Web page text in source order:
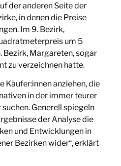
der anderen Seite der
in denen die Preise
Im 9. Bezirk,
um 5
Bezirk, Margareten, sogar
zu verzeichnen hatte.
Käufer:innen anziehen, die
in der immer teurer
Generell spiegeln
der Analyse die
und Entwicklungen in
Bezirken wider“, erklärt